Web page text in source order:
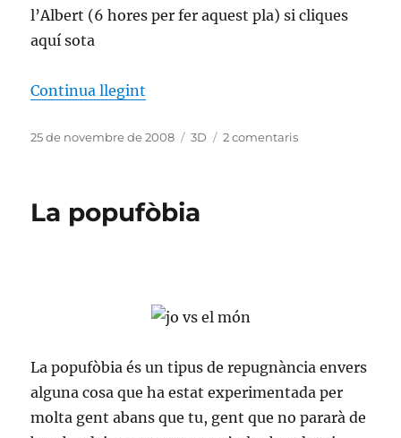
l’Albert (6 hores per fer aquest pla) si cliques
aquí sota
Continua llegint
Publicat
25 de novembre de 2008 Categories
3D 2 comentarisa
La popufòbia
La popufòbia és un tipus de repugnància envers
alguna cosa que ha estat experimentada per
molta gent abans que tu, gent que no pararà de